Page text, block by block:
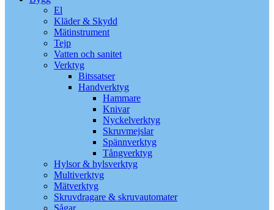
El
Kläder & Skydd
Mätinstrument
Tejp
Vatten och sanitet
Verktyg
Bitssatser
Handverktyg
Hammare
Knivar
Nyckelverktyg
Skruvmejslar
Spännverktyg
Tångverktyg
Hylsor & hylsverktyg
Multiverktyg
Mätverktyg
Skruvdragare & skruvautomater
Sågar